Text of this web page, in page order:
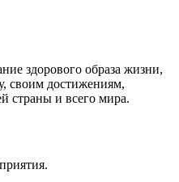
здорового образа жизни,
своим достижениям,
страны и всего мира.